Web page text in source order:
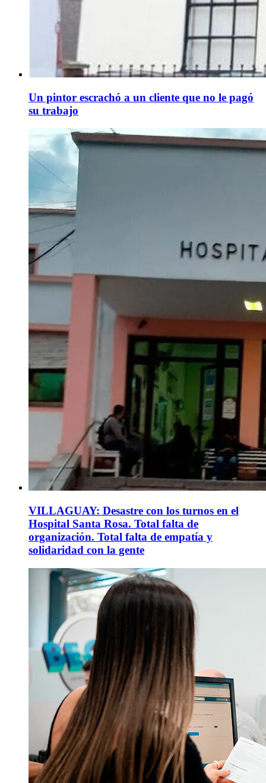
Un pintor escrachó a un cliente que no le pagó
su trabajo
VILLAGUAY: Desastre con los turnos en el
Hospital Santa Rosa. Total falta de
organización. Total falta de empatía y
solidaridad con la gente